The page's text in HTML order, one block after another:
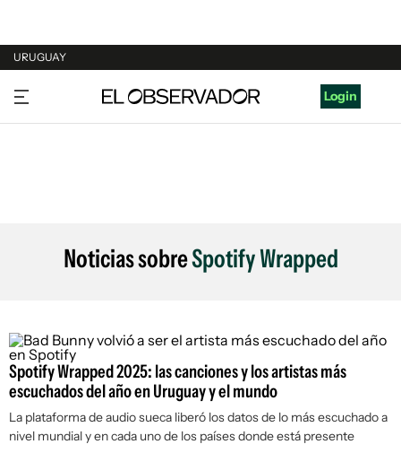
URUGUAY
URUGUAY
ARGENTINA
Login
Noticias sobreSpotify Wrapped
Spotify Wrapped 2025: las canciones y los artistas más
escuchados del año en Uruguay y el mundo
La plataforma de audio sueca liberó los datos de lo más escuchado a
nivel mundial y en cada uno de los países donde está presente